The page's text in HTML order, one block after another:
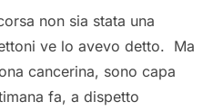
non sia stata una
ve lo avevo detto. Ma
cancerina, sono capa
fa, a dispetto